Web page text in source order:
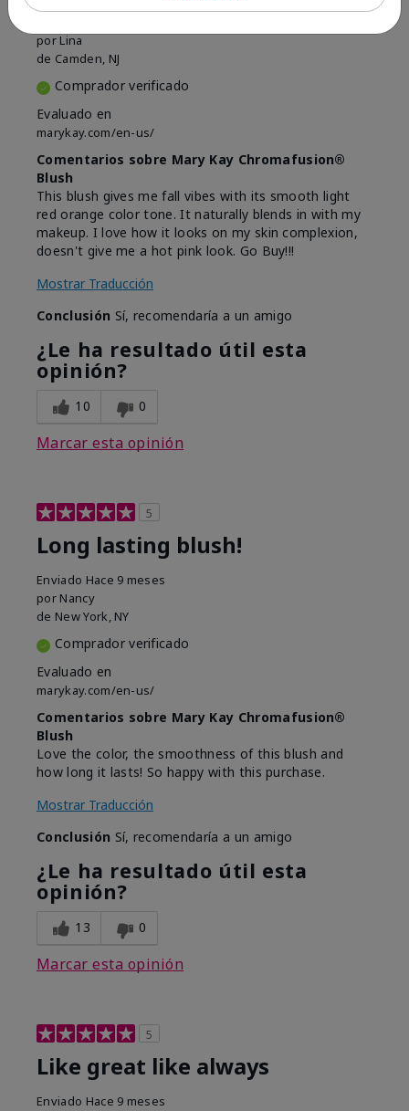
porLina
de Camden, NJ
Comprador verificado
Evaluado en
marykay.com/en-us/
Comentarios sobre Mary Kay Chromafusion®
Blush
This blush gives me fall vibes with its smooth light
red orange color tone. It naturally blends in with my
makeup. I love how it looks on my skin complexion,
doesn't give me a hot pink look. Go Buy!!!
Mostrar Traducción
Conclusión Sí, recomendaría a un amigo
¿Le ha resultado útil esta
opinión?
10 0
Marcar esta opinión
5
Long lasting blush!
Enviado Hace 9 meses
por Nancy
de New York, NY
Comprador verificado
Evaluado en
marykay.com/en-us/
Comentarios sobre Mary Kay Chromafusion®
Blush
Love the color, the smoothness of this blush and
how long it lasts! So happy with this purchase.
Mostrar Traducción
Conclusión Sí, recomendaría a un amigo
¿Le ha resultado útil esta
opinión?
13 0
Marcar esta opinión
5
Like great like always
Enviado Hace 9 meses